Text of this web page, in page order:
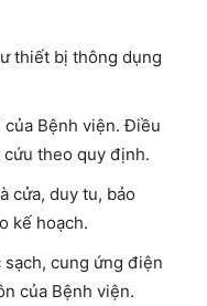
thiết bị thông dụng
của Bệnh viện. Điều
theo quy định.
cửa, duy tu, bảo
kế hoạch.
cung ứng điện
của Bệnh viện.